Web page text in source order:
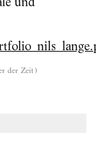
der Zeit )